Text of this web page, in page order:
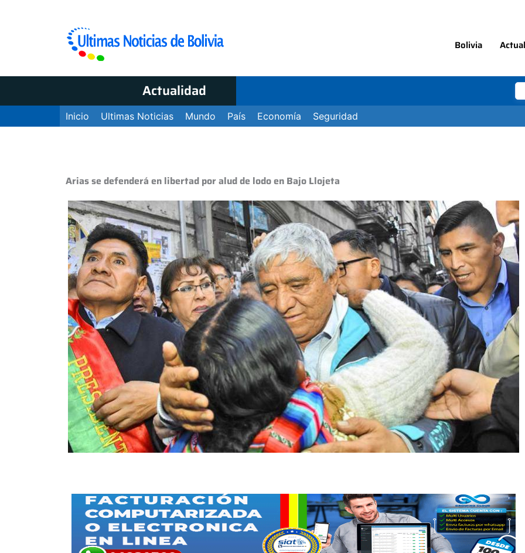
Bolivia
Actualidad
Inicio Ultimas Noticias Mundo País Economía Seguridad
Arias se defenderá en libertad por alud de lodo en Bajo Llojeta